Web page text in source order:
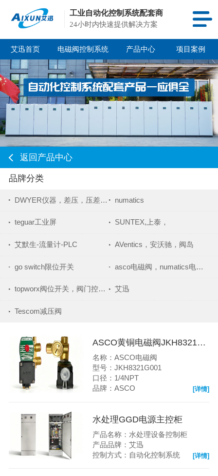
工业自动化控制系统配套商
24小时内快速提供解决方案
艾迅首页 电磁阀控制系统 产品中心 项目案例
返回产品中心
品牌分类
DWYER仪器，差压，压差表，压差变送器 numatics
teguar工业屏 SUNTEX,上泰，
艾默生-流量计-PLC AVentics，安沃驰，阀岛
go switch限位开关 asco电磁阀，numatics电磁阀，asco，电磁阀
topworx阀位开关，阀门控制器，topworx 艾迅
Tescom减压阀
ASCO黄铜电磁阀JKH8321G001
名称：ASCO电磁阀
型号：JKH8321G001
口径：1/4NPT
品牌：ASCO
[详情]
水处理GGD电源主控柜
产品名称：水处理设备控制柜
产品品牌：艾迅
控制方式：自动化控制系统
[详情]